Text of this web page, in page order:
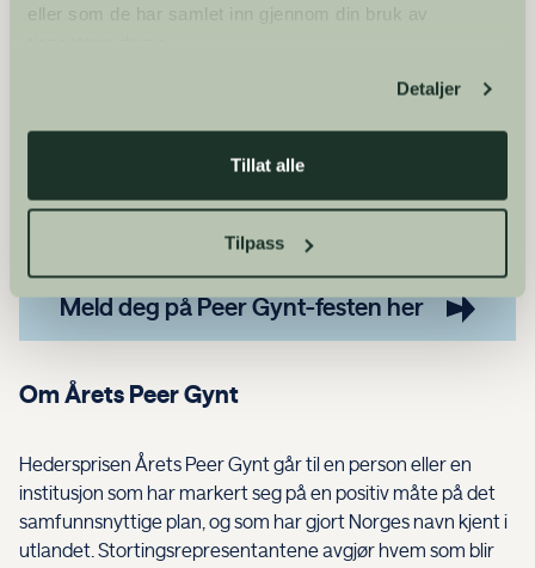
eller som de har samlet inn gjennom din bruk av
Detaljer
Tillat alle
Tilpass
sa at han ønsket å bli portrettert som et helt, komplekst
Vi ønsker alle velkommen til Peer Gynt-festen i
Vinstrahallen. Det er gratis inngang, men påmelding kreves.
Meld deg på Peer Gynt-festen her
Om Årets Peer Gynt
Hedersprisen Årets Peer Gynt går til en person eller en
institusjon som har markert seg på en positiv måte på det
samfunnsnyttige plan, og som har gjort Norges navn kjent i
utlandet. Stortingsrepresentantene avgjør hvem som blir